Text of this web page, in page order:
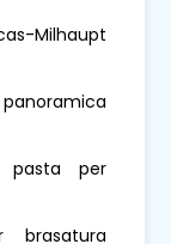
Milhaupt
panoramica
pasta per
brasatura